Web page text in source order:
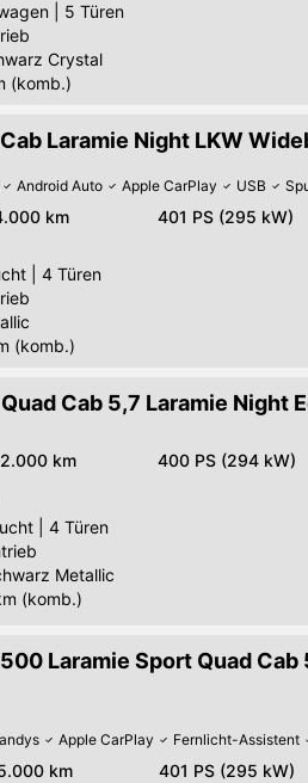
5 Türen
Crystal
(komb.)
Laramie Night LKW
Android Auto Apple CarPlay USB
km 401 PS (295 kW)
4 Türen
(komb.)
Cab 5,7 Laramie Night
km 400 PS (294 kW)
4 Türen
Metallic
(komb.)
Laramie Sport Quad Cab
Apple CarPlay Fernlicht-Assistent
km 401 PS (295 kW)